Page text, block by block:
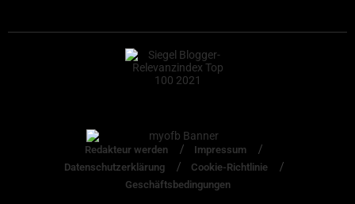
Redakteur werden
Impressum
Datenschutzerklärung
Cookie-Richtlinie
Geschäftsbedingungen